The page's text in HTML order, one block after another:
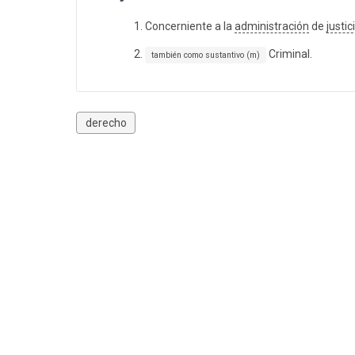
Concerniente a laadministración de
también como sustantivo (m) Criminal.
derecho